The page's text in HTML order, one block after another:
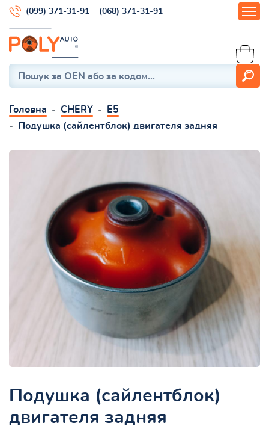
(099) 371-31-91 (068) 371-31-91
Головна CHERY
E5
Подушка (сайлентблок) двигателя задняя
Подушка (сайлентблок)
двигателя задняя